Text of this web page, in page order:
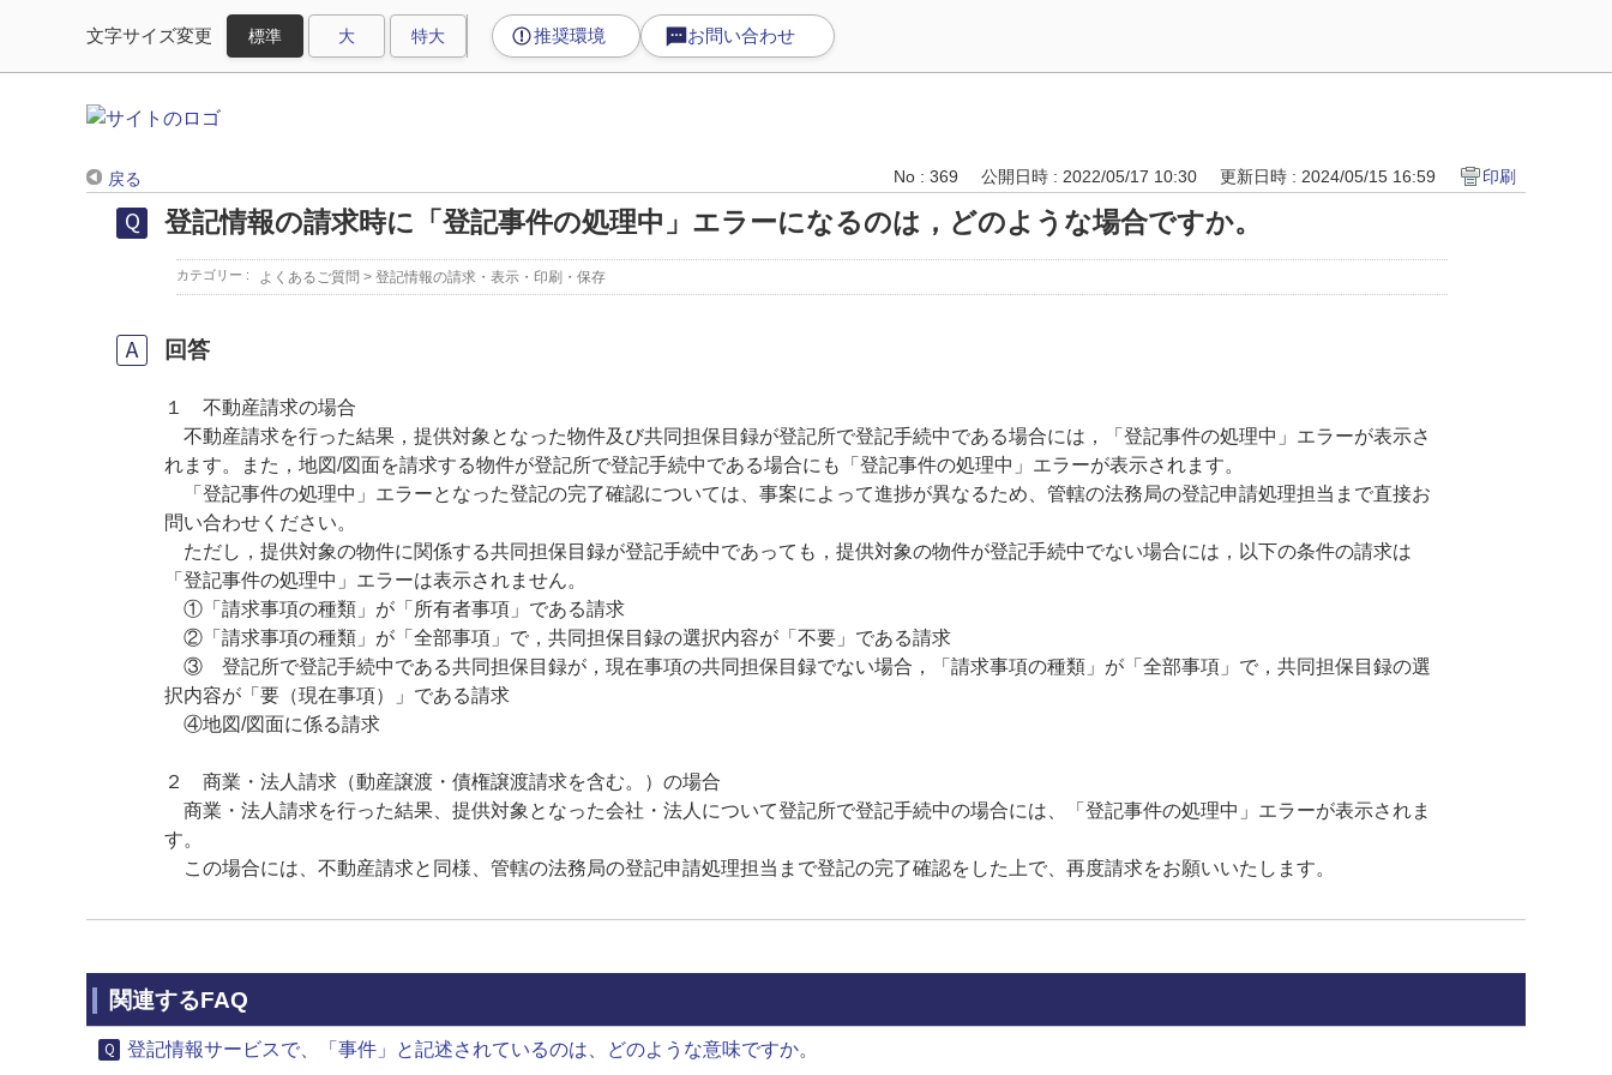
文字サイズ変更 推奨環境 お問い合わせ
戻る No : 369 公開日時 : 2022/05/17 10:30 更新日時 : 2024/05/15 16:59 印刷
登記情報の請求時に「登記事件の処理中」エラーになるのは，どのような場合ですか。
カテゴリー : よくあるご質問 > 登記情報の請求・表示・印刷・保存
回答
１ 不動産請求の場合
不動産請求を行った結果，提供対象となった物件及び共同担保目録が登記所で登記手続中である場合には，「登記事件の処理中」エラーが表示さ
れます。また，地図/図面を請求する物件が登記所で登記手続中である場合にも「登記事件の処理中」エラーが表示されます。
「登記事件の処理中」エラーとなった登記の完了確認については、事案によって進捗が異なるため、管轄の法務局の登記申請処理担当まで直接お
問い合わせください。
ただし，提供対象の物件に関係する共同担保目録が登記手続中であっても，提供対象の物件が登記手続中でない場合には，以下の条件の請求は
「登記事件の処理中」エラーは表示されません。
①「請求事項の種類」が「所有者事項」である請求
②「請求事項の種類」が「全部事項」で，共同担保目録の選択内容が「不要」である請求
③ 登記所で登記手続中である共同担保目録が，現在事項の共同担保目録でない場合，「請求事項の種類」が「全部事項」で，共同担保目録の選
択内容が「要（現在事項）」である請求
④地図/図面に係る請求
２ 商業・法人請求（動産譲渡・債権譲渡請求を含む。）の場合
商業・法人請求を行った結果、提供対象となった会社・法人について登記所で登記手続中の場合には、「登記事件の処理中」エラーが表示されま
す。
この場合には、不動産請求と同様、管轄の法務局の登記申請処理担当まで登記の完了確認をした上で、再度請求をお願いいたします。
関連するFAQ
登記情報サービスで、「事件」と記述されているのは、どのような意味ですか。